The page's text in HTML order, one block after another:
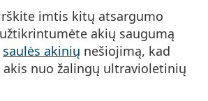
imtis kitų atsargumo
akių saugumą
saulės akinių nešiojimą, kad
nuo žalingų ultravioletinių